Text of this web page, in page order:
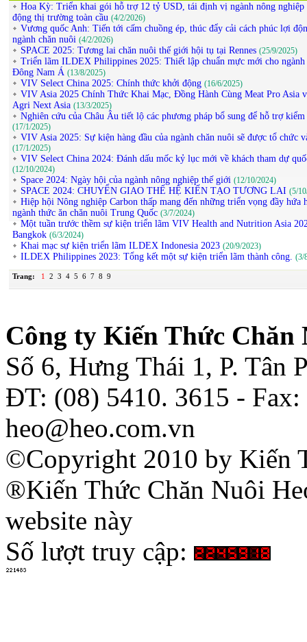
Hoa Kỳ: Triển khai gói hỗ trợ 12 tỷ USD, tái định vị ngành nông nghiệp
động thị trường toàn cầu (4/2/2026)
Vương quốc Anh: Tiến tới cấm chuồng ép, thúc đẩy cải cách phúc lợi
ngành chăn nuôi (4/2/2026)
SPACE 2025: Tương lai chăn nuôi thế giới hội tụ tại Rennes (25/9/2025)
Triển lãm ILDEX Philippines 2025: Thiết lập chuẩn mực mới cho ngành
Đông Nam Á (13/8/2025)
VIV Select China 2025: Chính thức khởi động (16/6/2025)
VIV Asia 2025 Chính Thức Khai Mạc, Đồng Hành Cùng Meat Pro Asia
Agri Next Asia (13/3/2025)
Nghiên cứu của Châu Âu tiết lộ các phương pháp bổ sung để hỗ trợ kiểm
(17/1/2025)
VIV Asia 2025: Sự kiện hàng đầu của ngành chăn nuôi sẽ được tổ chức
(17/1/2025)
VIV Select China 2024: Đánh dấu mốc kỷ lục mới về khách tham dự
(12/10/2024)
Space 2024: Ngày hội của ngành nông nghiệp thế giới (12/10/2024)
SPACE 2024: CHUYỂN GIAO THẾ HỆ KIẾN TẠO TƯƠNG LAI (5/
Hiệp hội Nông nghiệp Carbon thấp mang đến những triển vọng đầy hứa
ngành thức ăn chăn nuôi Trung Quốc (3/7/2024)
Một tuần trước thềm sự kiện triển lãm VIV Health and Nutrition Asia
Bangkok (6/3/2024)
Khai mạc sự kiện triển lãm ILDEX Indonesia 2023 (20/9/2023)
ILDEX Philippines 2023: Tổng kết một sự kiện triển lãm thành công. (3/
Trang: 1 2 3 4 5 6 7 8 9
Công ty Kiến Thức Chăn
Số 6, Hưng Thái 1, P. Tân
ĐT: (08) 5410. 3615 -
heo@heo.com.vn
©Copyright 2010 by Kiến
®Kiến Thức Chăn Nuôi
website này
Số lượt truy cập: